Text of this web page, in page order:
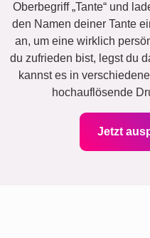
Oberbegriff „Tante“ und
den Namen deiner Tante
an, um eine wirklich
du zufrieden bist, legst du
kannst es in
hochauflösende
Jetzt